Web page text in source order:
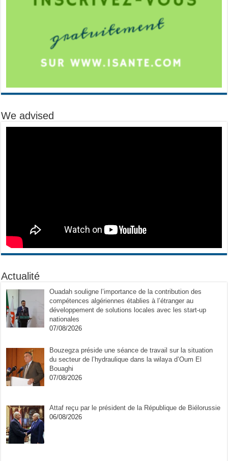
We advised
Actualité
Ouadah souligne l’importance de la contribution des
compétences algériennes établies à l’étranger au
développement de solutions locales avec les start-up
nationales
07/08/2026
Bouzegza préside une séance de travail sur la situation
du secteur de l’hydraulique dans la wilaya d’Oum El
Bouaghi
07/08/2026
Attaf reçu par le président de la République de Biélorussie
06/08/2026